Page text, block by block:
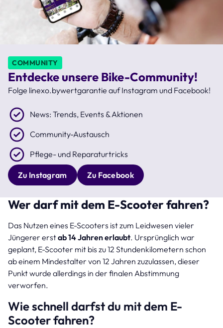
COMMUNITY
Entdecke unsere Bike-Community!
Folge linexo.bywertgarantie auf Instagram und Facebook!
News: Trends, Events & Aktionen
Community-Austausch
Pflege- und Reparaturtricks
Zu Instagram Zu Facebook
Wer darf mit dem E-Scooter fahren?
Das Nutzen eines E-Scooters ist zum Leidwesen vieler
Jüngerer erstab 14 Jahren erlaubt. Ursprünglich war
geplant, E-Scooter mit bis zu 12 Stundenkilometern schon
ab einem Mindestalter von 12 Jahren zuzulassen, dieser
Punkt wurde allerdings in der finalen Abstimmung
verworfen.
Wie schnell darfst du mit dem E-
Scooter fahren?